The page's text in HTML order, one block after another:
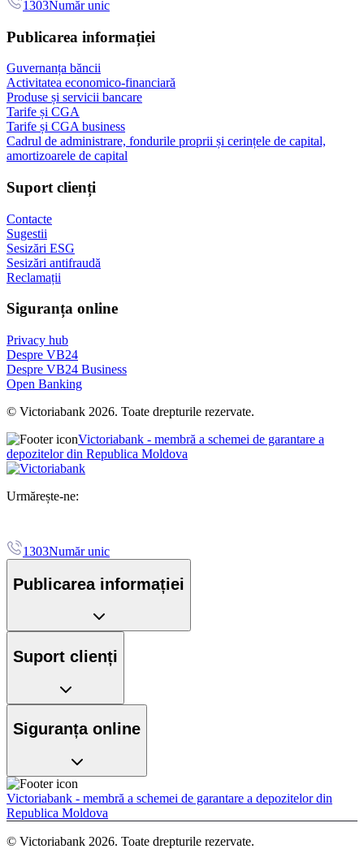
1303Număr unic
Publicarea informației
Guvernanța băncii
Activitatea economico-financiară
Produse și servicii bancare
Tarife și CGA
Tarife și CGA business
Cadrul de administrare, fondurile proprii și cerințele de capital,
amortizoarele de capital
Suport clienți
Contacte
Sugestii
Sesizări ESG
Sesizări antifraudă
Reclamații
Siguranța online
Privacy hub
Despre VB24
Despre VB24 Business
Open Banking
© Victoriabank 2026. Toate drepturile rezervate.
Victoriabank - membră a schemei de garantare a
depozitelor din Republica Moldova
Urmărește-ne:
1303Număr unic
Publicarea informației
Suport clienți
Siguranța online
Victoriabank - membră a schemei de garantare a depozitelor din
Republica Moldova
© Victoriabank 2026. Toate drepturile rezervate.